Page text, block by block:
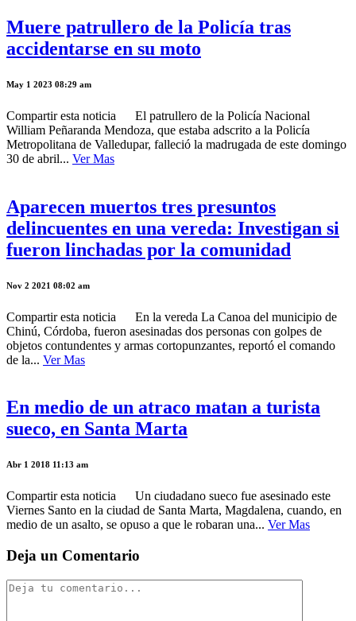
Muere patrullero de la Policía tras
accidentarse en su moto
May 1 2023 08:29 am
Compartir esta noticia El patrullero de la Policía Nacional
William Peñaranda Mendoza, que estaba adscrito a la Policía
Metropolitana de Valledupar, falleció la madrugada de este domingo
30 de abril... Ver Mas
Aparecen muertos tres presuntos
delincuentes en una vereda: Investigan si
fueron linchadas por la comunidad
Nov 2 2021 08:02 am
Compartir esta noticia En la vereda La Canoa del municipio de
Chinú, Córdoba, fueron asesinadas dos personas con golpes de
objetos contundentes y armas cortopunzantes, reportó el comando
de la... Ver Mas
En medio de un atraco matan a turista
sueco, en Santa Marta
Abr 1 2018 11:13 am
Compartir esta noticia Un ciudadano sueco fue asesinado este
Viernes Santo en la ciudad de Santa Marta, Magdalena, cuando, en
medio de un asalto, se opuso a que le robaran una... Ver Mas
Deja un Comentario